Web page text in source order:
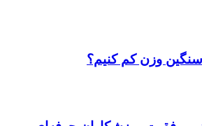
وزن کم کنیم؟